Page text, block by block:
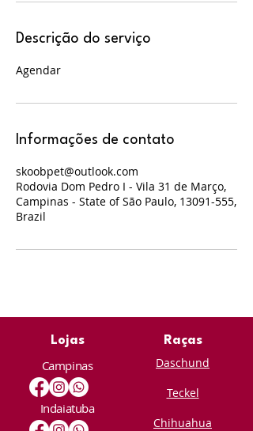
Descrição do serviço
Agendar
Informações de contato
skoobpet@outlook.com
Rodovia Dom Pedro I - Vila 31 de Março,
Campinas - State of São Paulo, 13091-555,
Brazil
Lojas
Campinas
Indaiatuba
Raças
Daschund
Teckel
Chihuahua